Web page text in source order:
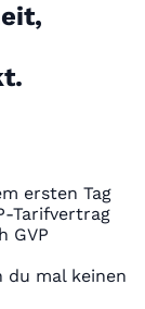
ersten Tag
Tarifvertrag
GVP
du mal keinen